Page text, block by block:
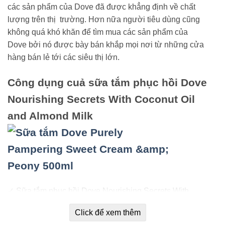
các sản phẩm của Dove đã được khẳng định về chất
lượng trên thị trường. Hơn nữa người tiêu dùng cũng
không quá khó khăn để tìm mua các sản phẩm của
Dove bởi nó được bày bán khắp mọi nơi từ những cửa
hàng bán lẻ tới các siêu thị lớn.
Công dụng cuả sữa tắm phục hồi Dove
Nourishing Secrets With Coconut Oil
and Almond Milk
✓ Sữa tắm phục hồi Dove Nourishing Secrets With
Coconut Oil and Almond Milk được lấy cảm hứng từ các
nghi thức làm đẹp của Pháp cho cảm giác rất sang
Click để xem thêm